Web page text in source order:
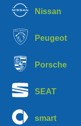
Nissan
Peugeot
Porsche
SEAT
smart